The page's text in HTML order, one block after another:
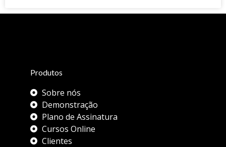
Produtos
Sobre nós
Demonstração
Plano de Assinatura
Cursos Online
Clientes